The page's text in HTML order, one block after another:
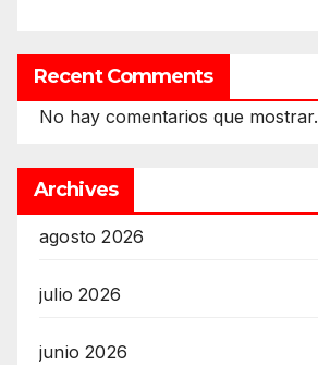
Recent Comments
No hay comentarios que mostrar.
Archives
agosto 2026
julio 2026
junio 2026